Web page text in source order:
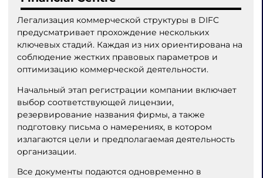
Легализация коммерческой структуры в DIFC
предусматривает прохождение нескольких
ключевых стадий. Каждая из них ориентирована на
соблюдение жестких правовых параметров и
оптимизацию коммерческой деятельности.
Начальный этап регистрации компании включает
выбор соответствующей лицензии,
резервирование названия фирмы, а также
подготовку письма о намерениях, в котором
излагаются цели и предполагаемая деятельность
организации.
Все документы подаются одновременно в